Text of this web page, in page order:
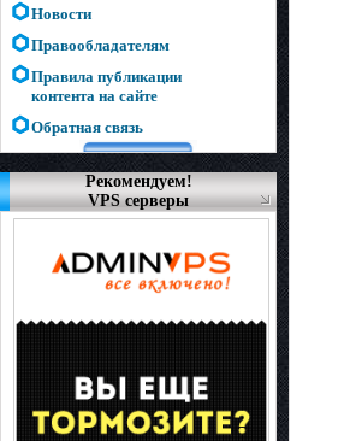
Новости
Правообладателям
Правила публикации
контента на сайте
Обратная связь
Рекомендуем!
VPS серверы